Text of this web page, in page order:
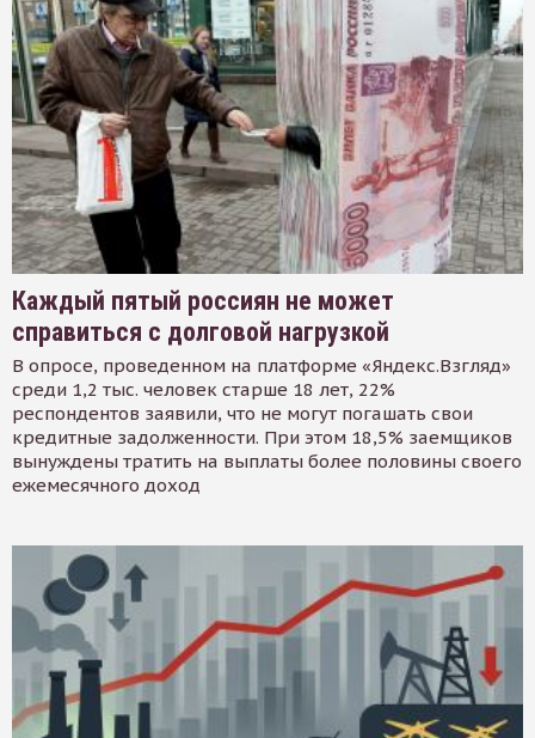
Каждый пятый россиян не может
справиться с долговой нагрузкой
В опросе, проведенном на платформе «Яндекс.Взгляд»
среди 1,2 тыс. человек старше 18 лет, 22%
респондентов заявили, что не могут погашать свои
кредитные задолженности. При этом 18,5% заемщиков
вынуждены тратить на выплаты более половины своего
ежемесячного доход